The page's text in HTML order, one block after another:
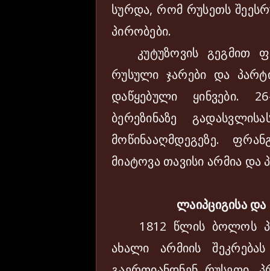
სურდა, რომ რუსეთს
პირობები.
კუტუზოვის გეგმით
რუსული ჯარები და
დაწყებული ყინვები.
ბერეზინაზე
მოწინააღმდეგეზე.
მიატოვა თავისი არმია და
ლაიპციგისა
1812 წლის ბოლოს
ახალი არმიის